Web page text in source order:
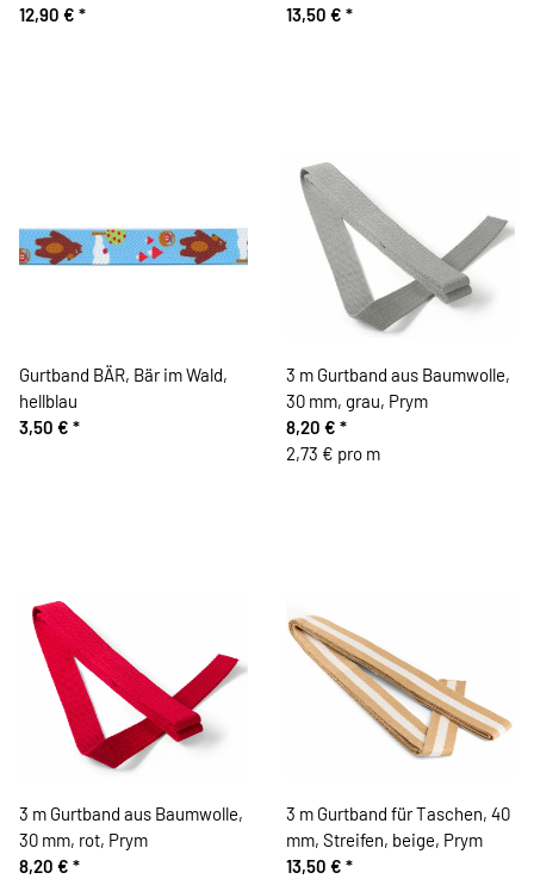
Prym
12,90 € *
13,50 € *
Gurtband BÄR, Bär im Wald,
hellblau
3,50 € *
3 m Gurtband aus Baumwolle,
30 mm, grau, Prym
8,20 € *
2,73 € pro m
3 m Gurtband aus Baumwolle,
30 mm, rot, Prym
8,20 € *
3 m Gurtband für Taschen, 40
mm, Streifen, beige, Prym
13,50 € *